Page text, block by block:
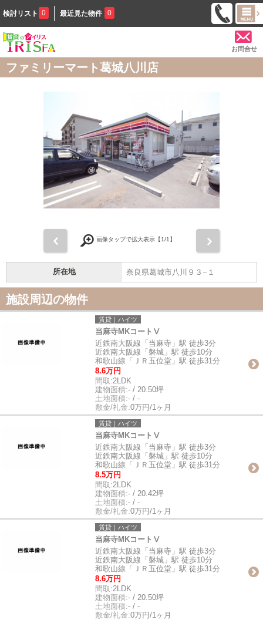
検討リスト 0 最近見た物件 0
お問合せ
ファミリーマート葛城八川店
画像タップで拡大表示【1/1】
所在地 奈良県葛城市八川９３−１
施設周辺の物件
賃貸｜ハイツ
当麻寺MKコートⅤ
近鉄南大阪線「当麻寺」駅 徒歩3分
近鉄南大阪線「磐城」駅 徒歩10分
和歌山線「ＪＲ五位堂」駅 徒歩31分
8.6万円
間取:2LDK
建物面積:- / 20.50坪
土地面積:- / -
敷金/礼金:0万円/1ヶ月
賃貸｜ハイツ
当麻寺MKコートⅤ
近鉄南大阪線「当麻寺」駅 徒歩3分
近鉄南大阪線「磐城」駅 徒歩10分
和歌山線「ＪＲ五位堂」駅 徒歩31分
8.5万円
間取:2LDK
建物面積:- / 20.42坪
土地面積:- / -
敷金/礼金:0万円/1ヶ月
賃貸｜ハイツ
当麻寺MKコートⅤ
近鉄南大阪線「当麻寺」駅 徒歩3分
近鉄南大阪線「磐城」駅 徒歩10分
和歌山線「ＪＲ五位堂」駅 徒歩31分
8.6万円
間取:2LDK
建物面積:- / 20.50坪
土地面積:- / -
敷金/礼金:0万円/1ヶ月